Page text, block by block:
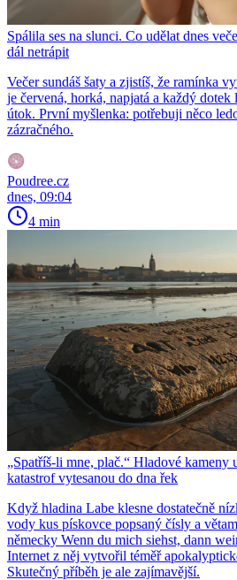
Spálila ses na slunci. Co udělat dnes
dál netrápit
Večer sundáš šaty a zjistíš, že ramínka
je červená, horká, napjatá a každý
útok. První myšlenka: potřebuji něco
zázračného.
Poudree.cz
dnes, 09:04
4 min
„Spatříš-li mne, plač.“ Hladové kameny
katastrof vytesanou do dna řek
Když hladina Labe klesne dostatečně
vody kus pískovce popsaný čísly a
německy Wenn du mich siehst, dann
Internet z něj vytvořil téměř
Skutečný příběh je ale zajímavější.